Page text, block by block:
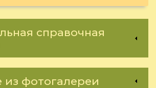
справочная
из фотогалереи